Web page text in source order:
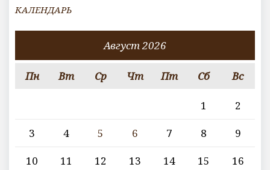
КАЛЕНДАРЬ
Август 2026
Пн Вт Ср Чт Пт Сб Вс
1
2
3
4 5 6 7 8
9
10
11 12 13 14 15
16